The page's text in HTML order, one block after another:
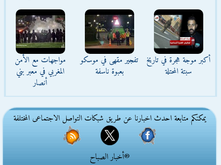
أكبر موجة هجرة في تاريخ
سبتة المحتلة
تفجير مقهى في موسكو
بعبوة ناسفة
مواجهات مع الأمن
المغربي في معبر بني
أنصار
يمكنكم متابعة احدث اخبارنا عن طريق شبكات التواصل الاجتماعى المختلفة
®أخبار الصباح